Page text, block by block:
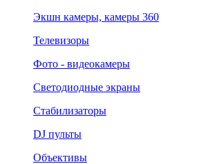
Экшн камеры, камеры 360
Телевизоры
Фото - видеокамеры
Светодиодные экраны
Стабилизаторы
DJ пульты
Объективы